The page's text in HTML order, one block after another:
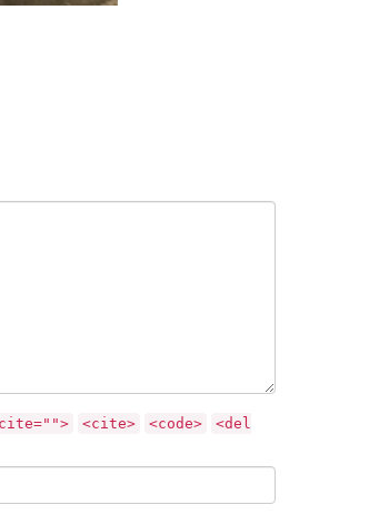
<cite> <code>
<del